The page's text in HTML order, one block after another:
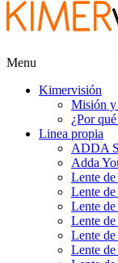
Menu
Kimervisión
Misión
¿Por
Linea propia
ADDA
Adda
Lente
Lente
Lente
Lente
Lente
Lente